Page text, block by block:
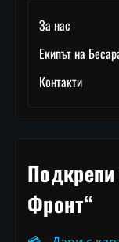
За нас
Екипът на
Контакти
Подкрепи
Фронт“